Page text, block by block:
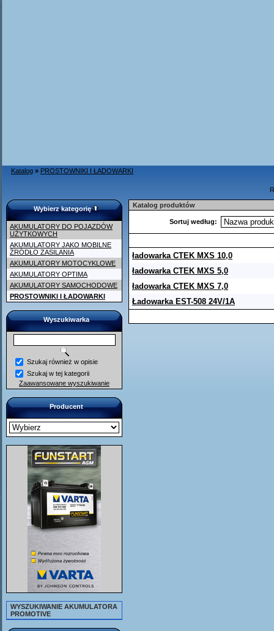
Katalog » PROSTOWNIKI I ŁADOWARKI
Wybierz kategorię
AKUMULATORY DO POJAZDÓW
UŻYTKOWYCH
AKUMULATORY JAKO MOBILNE
ŹRÓDŁO ZASILANIA
AKUMULATORY MOTOCYKLOWE
AKUMULATORY OPTIMA
AKUMULATORY SAMOCHODOWE
PROSTOWNIKI I ŁADOWARKI
Wyszukiwarka
Szukaj również w opisie
Szukaj w tej kategorii
Zaawansowane wyszukiwanie
Producent
WYSZUKIWANIE AKUMULATORA
PROMOTIVE
Katalog produktów
Sortuj według:
ładowarka CTEK MXS 10,0
ładowarka CTEK MXS 5,0
ładowarka CTEK MXS 7,0
Ładowarka EST-508 24V/1A